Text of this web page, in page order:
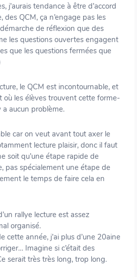
j’aurais tendance à être d’accord
des QCM, ça n’engage pas les
de réflexion que des
les questions ouvertes engagent
que les questions fermées que
le QCM est incontournable, et
où les élèves trouvent cette forme-
a aucun problème.
car on veut avant tout axer le
lecture plaisir, donc il faut
soit qu’une étape rapide de
pas spécialement une étape de
le temps de faire cela en
rallye lecture est assez
organisé.
cette année, j’ai plus d’une 20aine
Imagine si c’était des
serait très très long, trop long.